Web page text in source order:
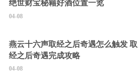
绝世财宝秘籍好酒位置一览
04-08
燕云十六声取经之后奇遇怎么触发 取
经之后奇遇完成攻略
04-08